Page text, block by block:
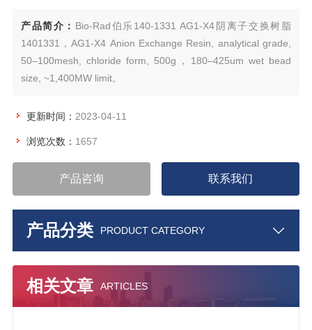
产品简介： Bio-Rad伯乐140-1331 AG1-X4阴离子交换树脂
1401331，AG1-X4 Anion Exchange Resin, analytical grade,
50–100mesh, chloride form, 500g，180–425um wet bead
size, ~1,400MW limit。
更新时间： 2023-04-11
浏览次数： 1657
产品咨询 联系我们
产品分类 PRODUCT CATEGORY
相关文章 ARTICLES